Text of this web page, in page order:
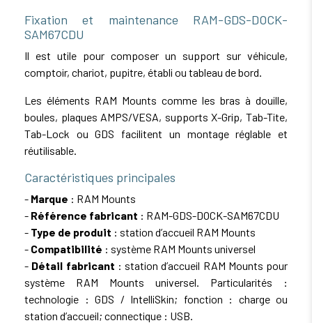
Fixation et maintenance RAM-GDS-DOCK-
SAM67CDU
Il est utile pour composer un support sur véhicule,
comptoir, chariot, pupitre, établi ou tableau de bord.
Les éléments RAM Mounts comme les bras à douille,
boules, plaques AMPS/VESA, supports X-Grip, Tab-Tite,
Tab-Lock ou GDS facilitent un montage réglable et
réutilisable.
Caractéristiques principales
- Marque : RAM Mounts
- Référence fabricant : RAM-GDS-DOCK-SAM67CDU
- Type de produit : station d’accueil RAM Mounts
- Compatibilité : système RAM Mounts universel
- Détail fabricant : station d’accueil RAM Mounts pour
système RAM Mounts universel. Particularités :
technologie : GDS / IntelliSkin; fonction : charge ou
station d’accueil; connectique : USB.